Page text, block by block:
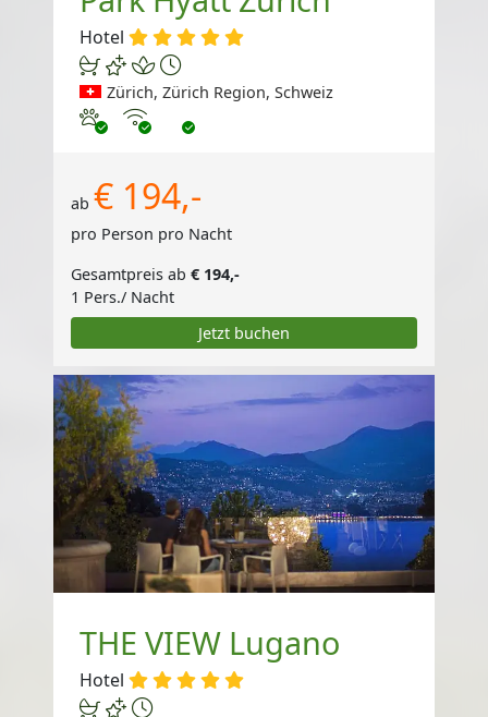
Hotel
Zürich, Zürich Region, Schweiz
Haustiere erlaubt
Internet
ab € 194,-
pro Person pro Nacht
Gesamtpreis ab € 194,-
1 Pers./ Nacht
Jetzt buchen
THE VIEW Lugano
Hotel